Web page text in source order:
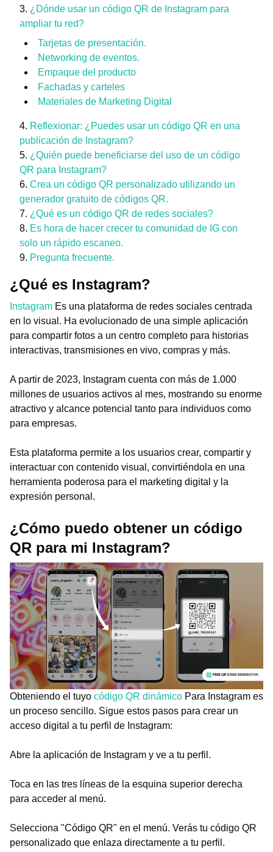
¿Dónde usar un código QR de Instagram para
ampliar tu red?
Tarjetas de presentación.
Networking de eventos.
Empaque del producto
Fachadas y carteles
Materiales de Marketing Digital
Reflexionar: ¿Puedes usar un código QR en una
publicación de Instagram?
¿Quién puede beneficiarse del uso de un código
QR para Instagram?
Crea un código QR personalizado utilizando un
generador gratuito de códigos QR.
¿Qué es un código QR de redes sociales?
Es hora de hacer crecer tu comunidad de IG con
solo un rápido escaneo.
Pregunta frecuente.
¿Qué es Instagram?
Instagram Es una plataforma de redes sociales centrada
en lo visual. Ha evolucionado de una simple aplicación
para compartir fotos a un centro completo para historias
interactivas, transmisiones en vivo, compras y más.
A partir de 2023, Instagram cuenta con más de 1.000
millones de usuarios activos al mes, mostrando su enorme
atractivo y alcance potencial tanto para individuos como
para empresas.
Esta plataforma permite a los usuarios crear, compartir y
interactuar con contenido visual, convirtiéndola en una
herramienta poderosa para el marketing digital y la
expresión personal.
¿Cómo puedo obtener un código
QR para mi Instagram?
Obteniendo el tuyo código QR dinámico Para Instagram es
un proceso sencillo. Sigue estos pasos para crear un
acceso digital a tu perfil de Instagram:
Abre la aplicación de Instagram y ve a tu perfil.
Toca en las tres líneas de la esquina superior derecha
para acceder al menú.
Selecciona "Código QR" en el menú. Verás tu código QR
personalizado que enlaza directamente a tu perfil.